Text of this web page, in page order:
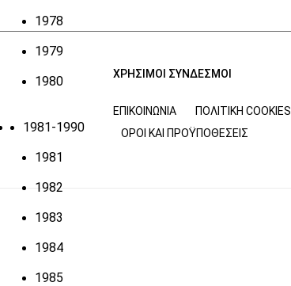
1978
1979
1980
1981-1990
1981
1982
1983
1984
1985
ΧΡΗΣΙΜΟΙ ΣΥΝΔΕΣΜΟΙ
ΕΠΙΚΟΙΝΩΝΊΑ ΠΟΛΙΤΙΚΉ COOKIES
ΌΡΟΙ ΚΑΙ ΠΡΟΫΠΟΘΈΣΕΙΣ